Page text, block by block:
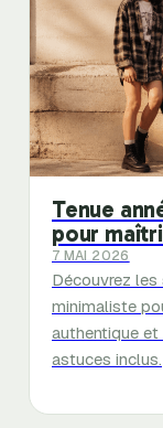
Tenue
pour
7 MAI 2026
Découvrez
minimaliste
authentique
astuces inclus.